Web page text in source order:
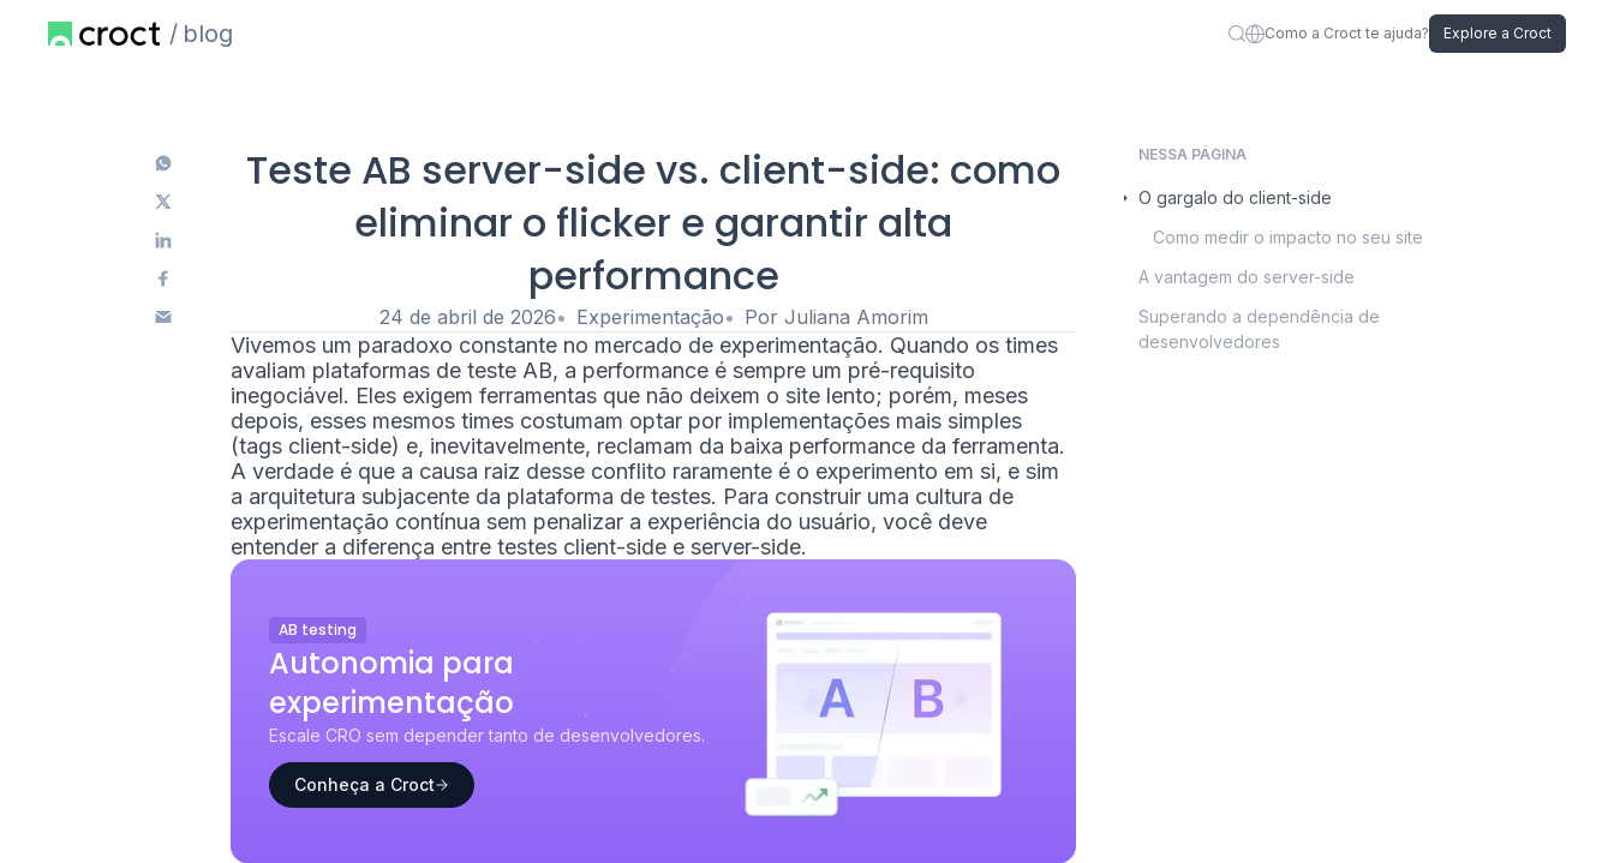
blog Como a Croct te ajuda? Explore a Croct
Teste AB server-side vs. client-side: como
eliminar o flicker e garantir alta
performance
24 de abril de 2026 Experimentação Por Juliana Amorim
Vivemos um paradoxo constante no mercado de experimentação. Quando os times
avaliam plataformas de teste AB, a performance é sempre um pré-requisito
inegociável. Eles exigem ferramentas que não deixem o site lento; porém, meses
depois, esses mesmos times costumam optar por implementações mais simples
(tags client-side) e, inevitavelmente, reclamam da baixa performance da ferramenta.
A verdade é que a causa raiz desse conflito raramente é o experimento em si, e sim
a arquitetura subjacente da plataforma de testes. Para construir uma cultura de
experimentação contínua sem penalizar a experiência do usuário, você deve
entender a diferença entre testes client-side e server-side.
AB testing
Autonomia para
experimentação
Escale CRO sem depender tanto de desenvolvedores.
Conheça a Croct
NESSA PÁGINA
O gargalo do client-side
Como medir o impacto no seu site
A vantagem do server-side
Superando a dependência de
desenvolvedores